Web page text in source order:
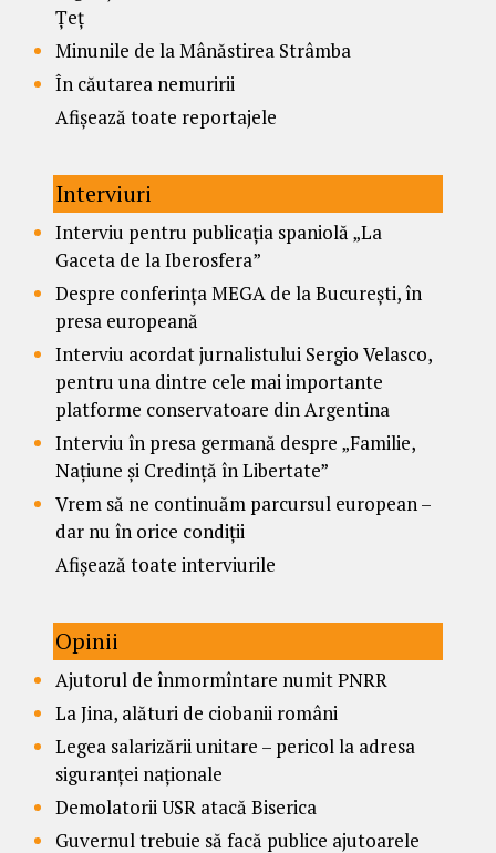
Țeț
Minunile de la Mânăstirea Strâmba
În căutarea nemuririi
Afișează toate reportajele
Interviuri
Interviu pentru publicația spaniolă „La
Gaceta de la Iberosfera”
Despre conferința MEGA de la București, în
presa europeană
Interviu acordat jurnalistului Sergio Velasco,
pentru una dintre cele mai importante
platforme conservatoare din Argentina
Interviu în presa germană despre „Familie,
Națiune și Credință în Libertate”
Vrem să ne continuăm parcursul european –
dar nu în orice condiții
Afișează toate interviurile
Opinii
Ajutorul de înmormîntare numit PNRR
La Jina, alături de ciobanii români
Legea salarizării unitare – pericol la adresa
siguranței naționale
Demolatorii USR atacă Biserica
Guvernul trebuie să facă publice ajutoarele